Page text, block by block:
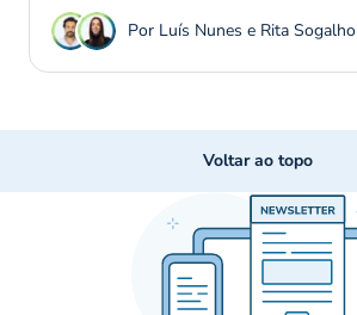
Por Luís Nunes e Rita Sogalho
Voltar ao topo